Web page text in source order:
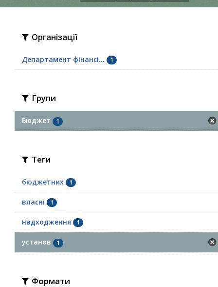
Організації
Департамент фінансі... 1
Групи
Бюджет 1
Теги
бюджетних 1
власні 1
надходження 1
установ 1
Формати